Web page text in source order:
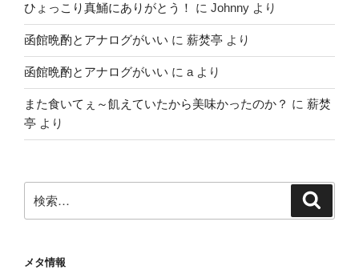
ひょっこり真鯒にありがとう！ に Johnny より
函館晩酌とアナログがいい に 薪焚亭 より
函館晩酌とアナログがいい に a より
また食いてぇ～飢えていたから美味かったのか？ に 薪焚
亭 より
索:
メタ情報